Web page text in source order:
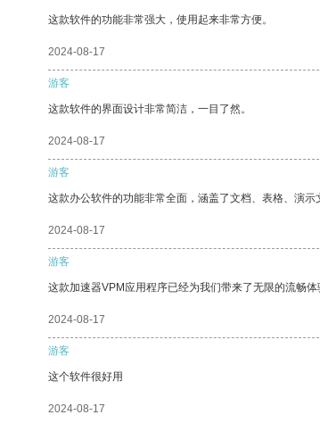
这款软件的功能非常强大，使用起来非常方便。
2024-08-17
游客
这款软件的界面设计非常简洁，一目了然。
2024-08-17
游客
这款办公软件的功能非常全面，涵盖了文档、表格、演
2024-08-17
游客
这款加速器VPM应用程序已经为我们带来了无限的流畅体
2024-08-17
游客
这个软件很好用
2024-08-17